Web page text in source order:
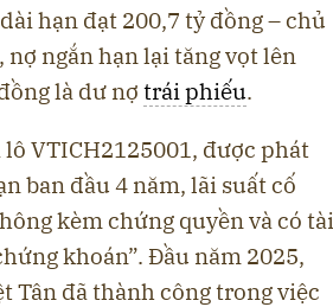
hạn đạt 200,7 tỷ đồng – chủ
ngắn hạn lại tăng vọt lên
là dư nợ trái phiếu.
VTICH2125001, được phát
ban đầu 4 năm, lãi suất cố
kèm chứng quyền và có tài
khoán”. Đầu năm 2025,
Tân đã thành công trong việc